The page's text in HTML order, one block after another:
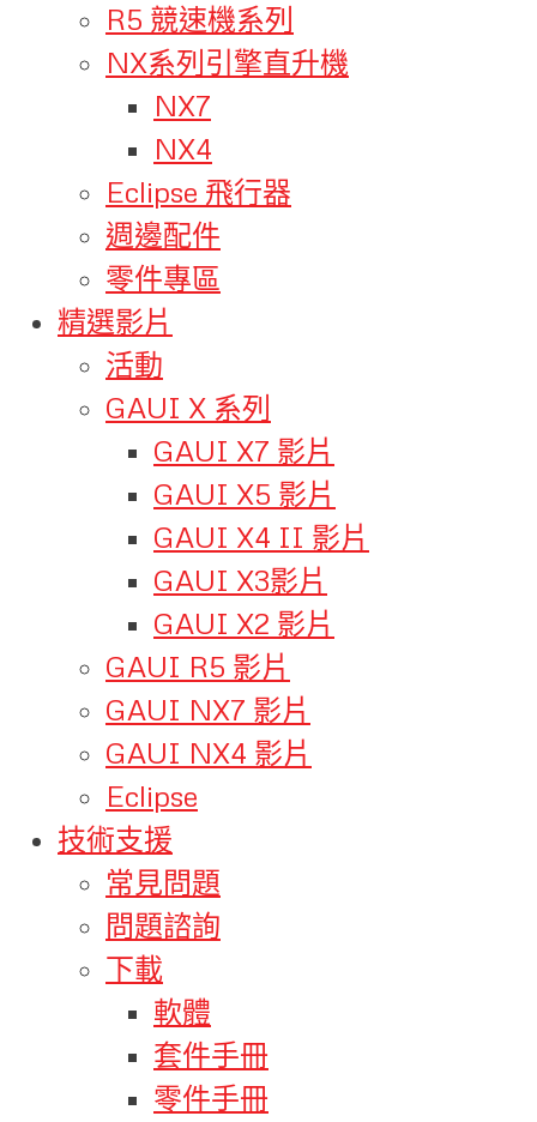
R5 競速機系列
NX系列引擎直升機
NX7
NX4
Eclipse 飛行器
週邊配件
零件專區
精選影片
活動
GAUI X 系列
GAUI X7 影片
GAUI X5 影片
GAUI X4 II 影片
GAUI X3影片
GAUI X2 影片
GAUI R5 影片
GAUI NX7 影片
GAUI NX4 影片
Eclipse
技術支援
常見問題
問題諮詢
下載
軟體
套件手冊
零件手冊